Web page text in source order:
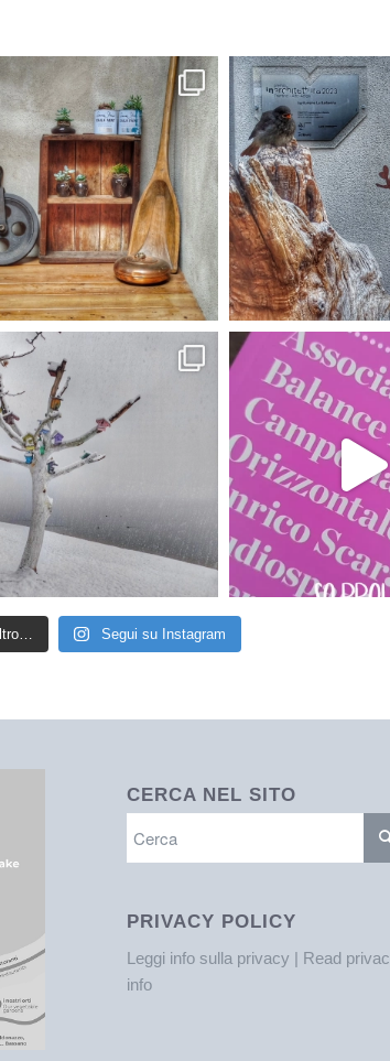
Segui su Instagram
CERCA NEL SITO
PRIVACY POLICY
Leggi info sulla privacy | Read
info